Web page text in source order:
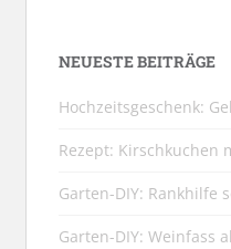
NEUESTE BEITRÄGE
Hochzeitsgeschenk:
Rezept: Kirschkuchen
Garten-DIY: Rankhilfe
Garten-DIY: Weinfass